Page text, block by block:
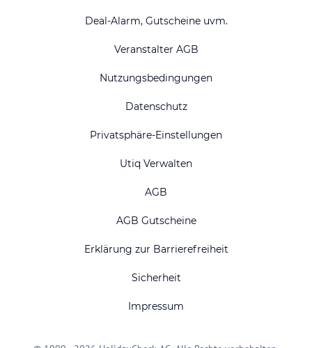
Deal-Alarm, Gutscheine uvm.
Veranstalter AGB
Nutzungsbedingungen
Datenschutz
Privatsphäre-Einstellungen
Utiq Verwalten
AGB
AGB Gutscheine
Erklärung zur Barrierefreiheit
Sicherheit
Impressum